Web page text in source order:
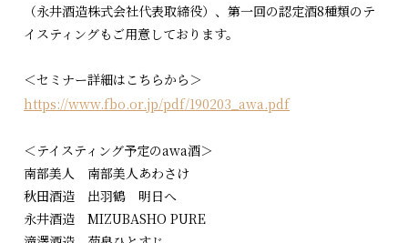
（永井酒造株式会社代表取締役）、第一回の認定酒8種類のテ
イスティングもご用意しております。
＜セミナー詳細はこちらから＞
https://www.fbo.or.jp/pdf/190203_awa.pdf
＜テイスティング予定のawa酒＞
南部美人 南部美人あわさけ
秋田酒造 出羽鶴 明日へ
永井酒造 MIZUBASHO PURE